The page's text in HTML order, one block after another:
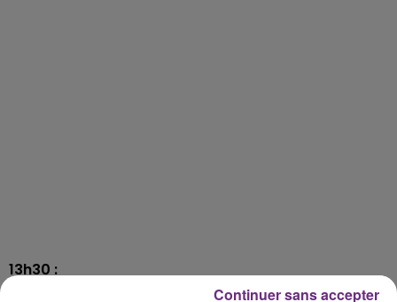
13h30 :
Continuer sans accepter